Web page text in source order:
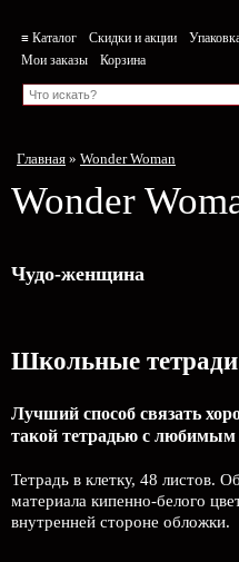
≡ Каталог Скидки и акции
Мои заказы
Корзина
Главная » Wonder Woman
Wonder
Чудо-женщина
Школьные
Лучший способ связать
такой тетрадью c любимым
Тетрадь в клетку, 48 листов.
материала кипенно-белого
внутренней стороне обложки.